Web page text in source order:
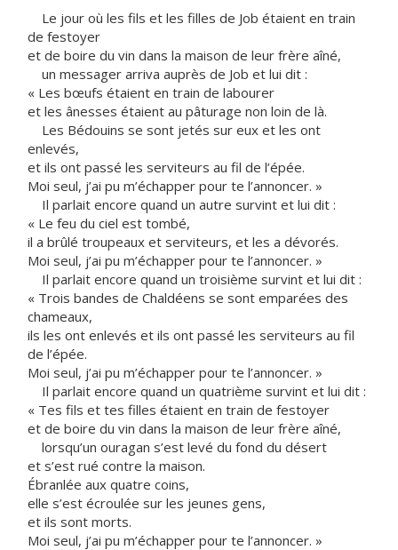
Le jour où les fils et les filles de Job étaient en train
de festoyer
et de boire du vin dans la maison de leur frère aîné,
un messager arriva auprès de Job et lui dit :
« Les bœufs étaient en train de labourer
et les ânesses étaient au pâturage non loin de là.
Les Bédouins se sont jetés sur eux et les ont
enlevés,
et ils ont passé les serviteurs au fil de l’épée.
Moi seul, j’ai pu m’échapper pour te l’annoncer. »
Il parlait encore quand un autre survint et lui dit :
« Le feu du ciel est tombé,
il a brûlé troupeaux et serviteurs, et les a dévorés.
Moi seul, j’ai pu m’échapper pour te l’annoncer. »
Il parlait encore quand un troisième survint et lui dit :
« Trois bandes de Chaldéens se sont emparées des
chameaux,
ils les ont enlevés et ils ont passé les serviteurs au fil
de l’épée.
Moi seul, j’ai pu m’échapper pour te l’annoncer. »
Il parlait encore quand un quatrième survint et lui dit :
« Tes fils et tes filles étaient en train de festoyer
et de boire du vin dans la maison de leur frère aîné,
lorsqu’un ouragan s’est levé du fond du désert
et s’est rué contre la maison.
Ébranlée aux quatre coins,
elle s’est écroulée sur les jeunes gens,
et ils sont morts.
Moi seul, j’ai pu m’échapper pour te l’annoncer. »